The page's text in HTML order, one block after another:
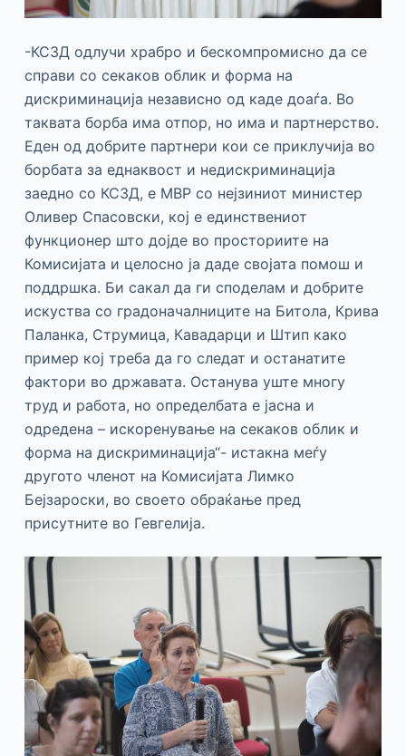
-КСЗД одлучи храбро и бескомпромисно да се
справи со секаков облик и форма на
дискриминација независно од каде доаѓа. Во
таквата борба има отпор, но има и партнерство.
Еден од добрите партнери кои се приклучија во
борбата за еднаквост и недискриминација
заедно со КСЗД, е МВР со нејзиниот министер
Оливер Спасовски, кој е единствениот
функционер што дојде во просториите на
Комисијата и целосно ја даде својата помош и
поддршка. Би сакал да ги споделам и добрите
искуства со градоначалниците на Битола, Крива
Паланка, Струмица, Кавадарци и Штип како
пример кој треба да го следат и останатите
фактори во државата. Останува уште многу
труд и работа, но определбата е јасна и
одредена – искоренување на секаков облик и
форма на дискриминација“- истакна меѓу
другото членот на Комисијата Лимко
Бејзароски, во своето обраќање пред
присутните во Гевгелија.